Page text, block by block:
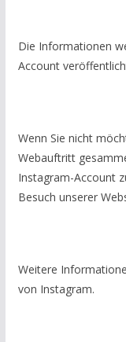
Die Informationen
Account
Wenn Sie nicht
Webauftritt
Instagram-Account
Besuch unserer
Weitere
von Instagram.